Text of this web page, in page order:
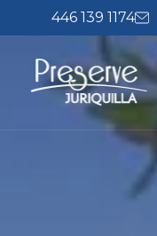
446 139 1174